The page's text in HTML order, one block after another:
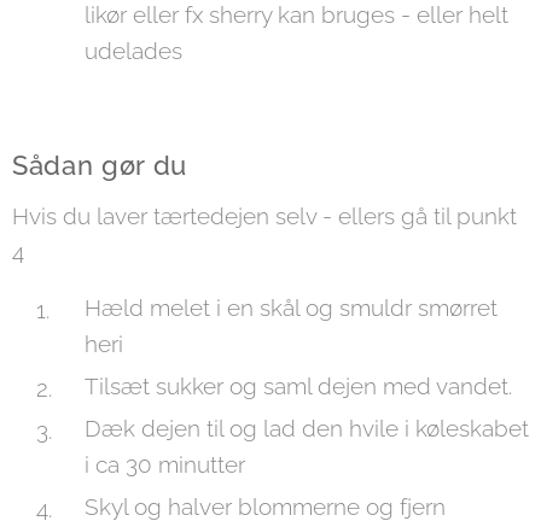
likør eller fx sherry kan bruges - eller helt
udelades
Sådan gør du
Hvis du laver tærtedejen selv - ellers gå til punkt
4
Hæld melet i en skål og smuldr smørret
heri
Tilsæt sukker og saml dejen med vandet.
Dæk dejen til og lad den hvile i køleskabet
i ca 30 minutter
Skyl og halver blommerne og fjern